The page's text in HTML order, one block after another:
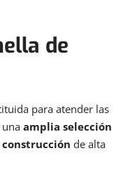
de
para atender las
unaamplia selección
de alta